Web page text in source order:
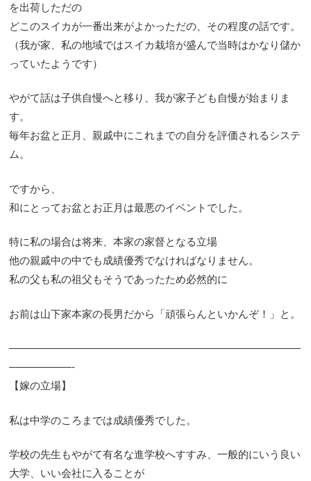
を出荷しただの
どこのスイカが一番出来がよかっただの、その程度の話です。
（我が家、私の地域ではスイカ栽培が盛んで当時はかなり儲か
っていたようです）
やがて話は子供自慢へと移り、我が家子ども自慢が始まりま
す。
毎年お盆と正月、親戚中にこれまでの自分を評価されるシステ
ム。
ですから、
和にとってお盆とお正月は最悪のイベントでした。
特に私の場合は将来、本家の家督となる立場
他の親戚中の中でも成績優秀でなければなりません。
私の父も私の祖父もそうであったため必然的に
お前は山下家本家の長男だから「頑張らんといかんぞ！」と。
————————————————————————————
——————-
【嫁の立場】
私は中学のころまでは成績優秀でした。
学校の先生もやがて有名な進学校へすすみ、一般的にいう良い
大学、いい会社に入ることが